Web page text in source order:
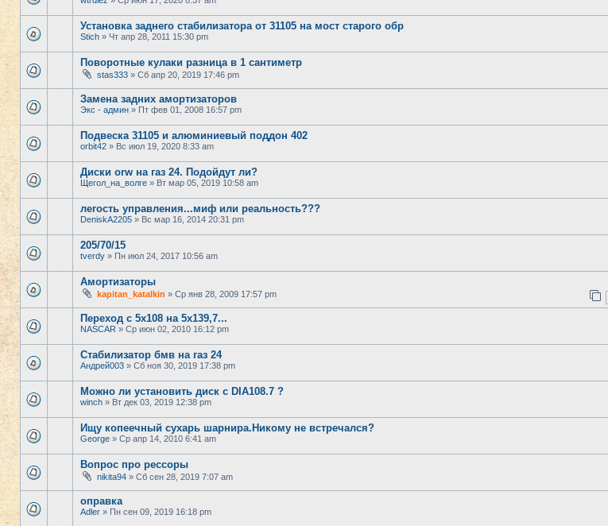
Установка заднего стабилизатора от 31105 на мост старого обр
Stich » Чт апр 28, 2011 15:30 pm
Поворотные кулаки разница в 1 сантиметр
stas333 » Сб апр 20, 2019 17:46 pm
Замена задних амортизаторов
Экс - админ » Пт фев 01, 2008 16:57 pm
Подвеска 31105 и алюминиевый поддон 402
orbit42 » Вс июл 19, 2020 8:33 am
Диски orw на газ 24. Подойдут ли?
Щегол_на_волге » Вт мар 05, 2019 10:58 am
легость управления...миф или реальность???
DeniskA2205 » Вс мар 16, 2014 20:31 pm
205/70/15
tverdy » Пн июл 24, 2017 10:56 am
Амортизаторы
kapitan_katalkin » Ср янв 28, 2009 17:57 pm
Переход с 5х108 на 5х139,7...
NASCAR » Ср июн 02, 2010 16:12 pm
Стабилизатор бмв на газ 24
Андрей003 » Сб ноя 30, 2019 17:38 pm
Можно ли установить диск с DIA108.7 ?
winch » Вт дек 03, 2019 12:38 pm
Ищу копеечный сухарь шарнира.Никому не встречался?
George » Ср апр 14, 2010 6:41 am
Вопрос про рессоры
nikita94 » Сб сен 28, 2019 7:07 am
оправка
Adler » Пн сен 09, 2019 16:18 pm